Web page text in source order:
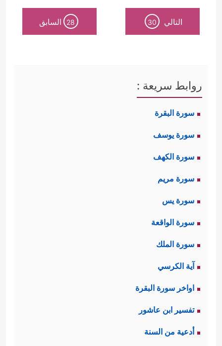
التالي 30
28 السابق
روابط سريعة :
سورة البقرة
سورة يوسف
سورة الكهف
سورة مريم
سورة يس
سورة الواقعة
سورة الملك
آية الكرسي
اواخر سورة البقرة
تفسير ابن عاشور
أدعية من السنة